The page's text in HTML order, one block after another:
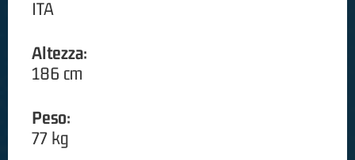
ITA
Altezza:
186 cm
Peso:
77 kg